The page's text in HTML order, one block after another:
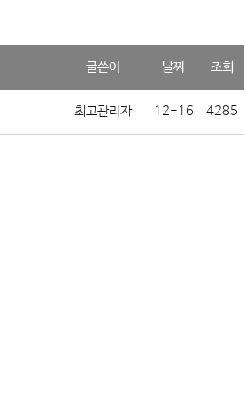
글쓴이 날짜 조회
최고관리자 12-16 4285